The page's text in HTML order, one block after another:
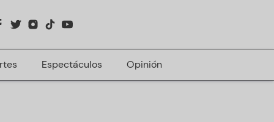
Espectáculos Opinión